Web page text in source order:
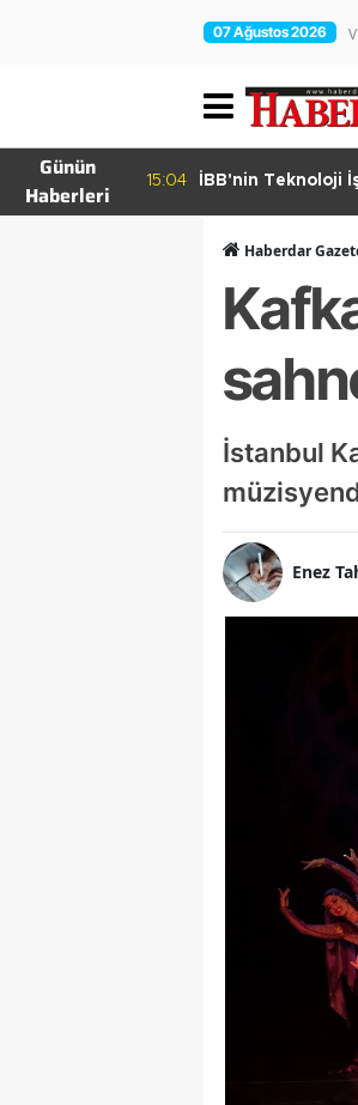
07 Ağustos 2026
Günün
Haberleri
Bamyası
15:04
İBB'nin Teknoloji
Haberdar
İstanbul
Enez